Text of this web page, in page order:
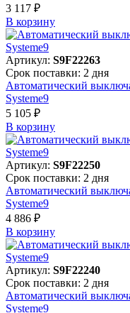
3 117 ₽
В корзинy
Артикул: S9F22263
Срок поставки: 2 дня
Автоматический
Systeme9
5 105 ₽
В корзинy
Артикул: S9F22250
Срок поставки: 2 дня
Автоматический
Systeme9
4 886 ₽
В корзинy
Артикул: S9F22240
Срок поставки: 2 дня
Автоматический
Systeme9